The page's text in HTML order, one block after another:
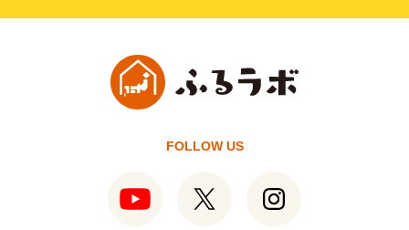
FOLLOW US